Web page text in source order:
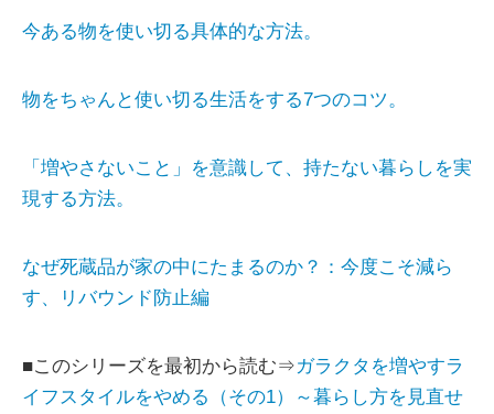
今ある物を使い切る具体的な方法。
物をちゃんと使い切る生活をする7つのコツ。
「増やさないこと」を意識して、持たない暮らしを実
現する方法。
なぜ死蔵品が家の中にたまるのか？：今度こそ減ら
す、リバウンド防止編
■このシリーズを最初から読む⇒ガラクタを増やすラ
イフスタイルをやめる（その1）～暮らし方を見直せ